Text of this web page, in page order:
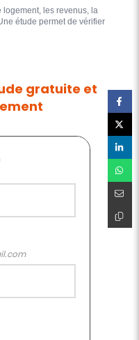
les revenus, la
étude permet de vérifier
gratuite et